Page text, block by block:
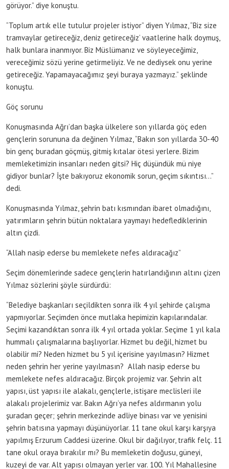
görüyor.” diye konuştu.
“Toplum artık elle tutulur projeler istiyor” diyen Yılmaz, “Biz size
tramvaylar getireceğiz, deniz getireceğiz’ vaatlerine halk doymuş,
halk bunlara inanmıyor. Biz Müslümanız ve söyleyeceğimiz,
vereceğimiz sözü yerine getirmeliyiz. Ve ne dediysek onu yerine
getireceğiz. Yapamayacağımız şeyi buraya yazmayız.” şeklinde
konuştu.
Göç sorunu
Konuşmasında Ağrı’dan başka ülkelere son yıllarda göç eden
gençlerin sorununa da değinen Yılmaz, “Bakın son yıllarda 30-40
bin genç buradan göçmüş, gitmiş kıtalar ötesi yerlere. Bizim
memleketimizin insanları neden gitsi? Hiç düşündük mü niye
gidiyor bunlar? İşte bakıyoruz ekonomik sorun, geçim sıkıntısı…”
dedi.
Konuşmasında Yılmaz, şehrin batı kısmından ibaret olmadığını,
yatırımların şehrin bütün noktalara yaymayı hedeflediklerinin
altın çizdi.
“Allah nasip ederse bu memlekete nefes aldıracağız”
Seçim dönemlerinde sadece gençlerin hatırlandığının altını çizen
Yılmaz sözlerini şöyle sürdürdü:
“Belediye başkanları seçildikten sonra ilk 4 yıl şehirde çalışma
yapmıyorlar. Seçimden önce mutlaka hepimizin kapılarındalar.
Seçimi kazandıktan sonra ilk 4 yıl ortada yoklar. Seçime 1 yıl kala
hummalı çalışmalarına başlıyorlar. Hizmet bu değil, hizmet bu
olabilir mi? Neden hizmet bu 5 yıl içerisine yayılmasın? Hizmet
neden şehrin her yerine yayılmasın? Allah nasip ederse bu
memlekete nefes aldıracağız. Birçok projemiz var. Şehrin alt
yapısı, üst yapısı ile alakalı, gençlerle, istişare meclisleri ile
alakalı projelerimiz var. Bakın Ağrı’ya nefes aldırmanın yolu
şuradan geçer; şehrin merkezinde adliye binası var ve yenisini
şehrin batısına yapmayı düşünüyorlar. 11 tane okul karşı karşıya
yapılmış Erzurum Caddesi üzerine. Okul bir dağılıyor, trafik felç. 11
tane okul oraya bırakılır mı? Bu memleketin doğusu, güneyi,
kuzeyi de var. Alt yapısı olmayan yerler var. 100. Yıl Mahallesine